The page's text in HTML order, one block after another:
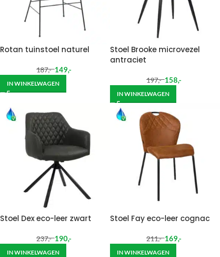
Rotan tuinstoel naturel
187,- 149,-
IN WINKELWAGEN
Stoel Brooke microvezel
antraciet
197,- 158,-
IN WINKELWAGEN
Stoel Dex eco-leer zwart
237,- 190,-
IN WINKELWAGEN
Stoel Fay eco-leer cognac
211,- 169,-
IN WINKELWAGEN